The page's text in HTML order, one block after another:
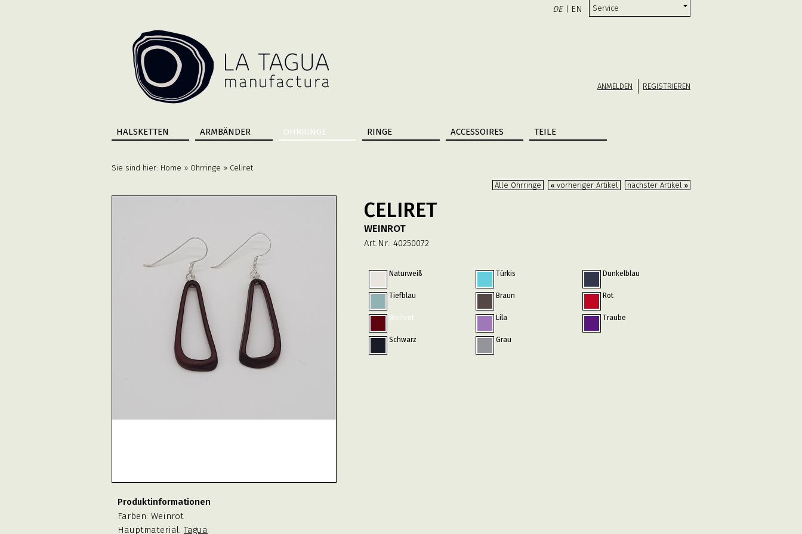
Service
DE EN
ANMELDEN REGISTRIEREN
HALSKETTEN ARMBÄNDER OHRRINGE RINGE ACCESSOIRES TEILE
Sie sind hier: Home » Ohrringe » Celiret
Alle Ohrringe
« vorheriger Artikel nächster Artikel »
Produktinformationen
Farben: Weinrot
Hauptmaterial: Tagua
CELIRET
WEINROT
Art.Nr.: 40250072
Naturweiß Türkis Dunkelblau
Tiefblau Braun Rot
Weinrot Lila Traube
Schwarz Grau